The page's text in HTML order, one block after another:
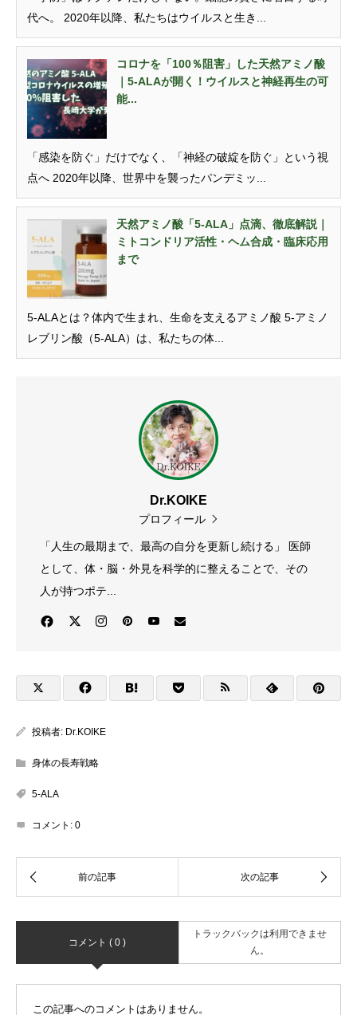
代へ。 2020年以降、私たちはウイルスと生き...
コロナを「100％阻害」した天然アミノ酸
｜5-ALAが開く！ウイルスと神経再生の可
能...
「感染を防ぐ」だけでなく、「神経の破綻を防ぐ」という視
点へ 2020年以降、世界中を襲ったパンデミッ...
天然アミノ酸「5-ALA」点滴、徹底解説｜
ミトコンドリア活性・ヘム合成・臨床応用
まで
5-ALAとは？体内で生まれ、生命を支えるアミノ酸 5-アミノ
レブリン酸（5-ALA）は、私たちの体...
Dr.KOIKE
プロフィール
「人生の最期まで、最高の自分を更新し続ける」 医師
として、体・脳・外見を科学的に整えることで、その
人が持つポテ...
投稿者: Dr.KOIKE
身体の長寿戦略
5-ALA
コメント: 0
コメント ( 0 )
トラックバックは利用できませ
ん。
この記事へのコメントはありません。